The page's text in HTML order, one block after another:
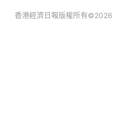
香港經濟日報版權所有©2026